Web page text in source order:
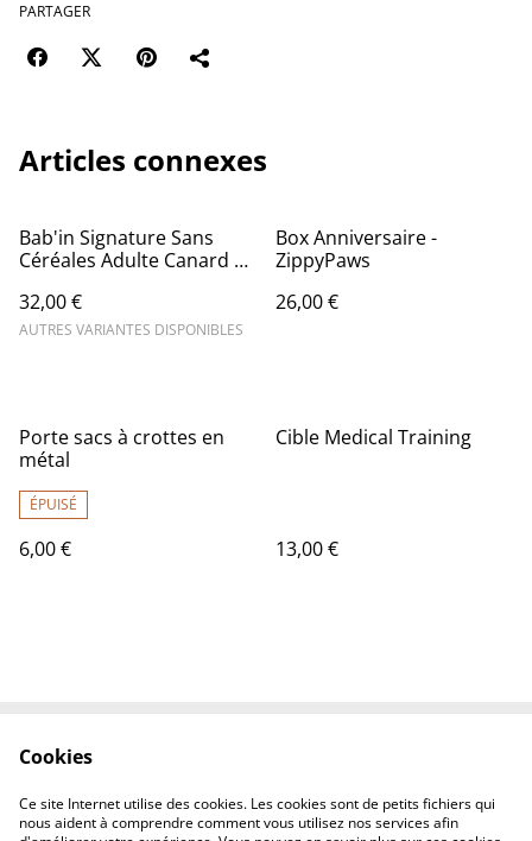
PARTAGER
Articles connexes
Bab'in Signature Sans
Céréales Adulte Canard –
adultes
32,00 €
AUTRES VARIANTES DISPONIBLES
Box Anniversaire -
ZippyPaws
26,00 €
Porte sacs à crottes en
métal
ÉPUISÉ
6,00 €
Cible Medical Training
13,00 €
Politique de
confidentialité
Politique de cookies
Cookies
Ce site Internet utilise des cookies. Les cookies sont de petits fichiers qui
nous aident à comprendre comment vous utilisez nos services afin